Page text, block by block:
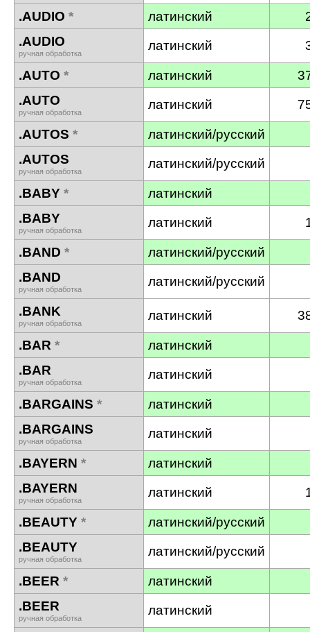
.AUDIO * латинский
.AUDIO
ручная обработка
латинский
.AUTO * латинский
.AUTO
ручная обработка
латинский
.AUTOS *
латинский/русский
.AUTOS
ручная обработка
латинский/русский
.BABY *
латинский
.BABY
ручная обработка
латинский
.BAND *
латинский/русский
.BAND
ручная обработка
латинский/русский
.BANK
ручная обработка
латинский
.BAR *
латинский
.BAR
ручная обработка
латинский
.BARGAINS *
латинский
.BARGAINS
ручная обработка
латинский
.BAYERN *
латинский
.BAYERN
ручная обработка
латинский
.BEAUTY *
латинский/русский
.BEAUTY
ручная обработка
латинский/русский
.BEER *
латинский
.BEER
ручная обработка
латинский